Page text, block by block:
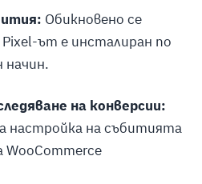
Обикновено се
Pixel-ът е инсталиран по
начин.
на конверсии:
настройка на събитията
WooCommerce